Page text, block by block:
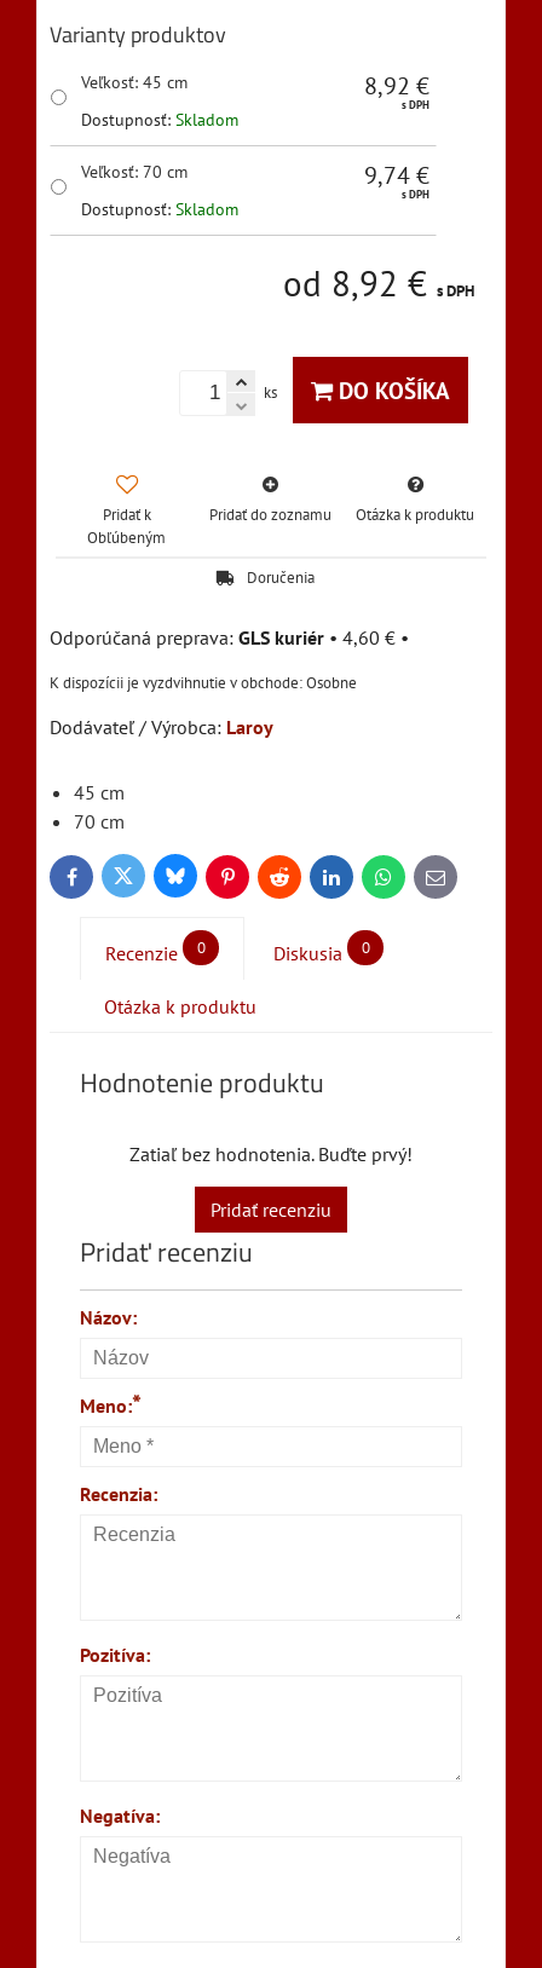
Varianty produktov
Veľkosť: 45 cm
Dostupnosť: Skladom
8,92 €
s DPH
Veľkosť: 70 cm
Dostupnosť: Skladom
9,74 €
s DPH
od 8,92 € s DPH
ks DO KOŠÍKA
Pridať k
Obľúbeným
Pridať do zoznamu Otázka k produktu
Doručenia
GLS kuriér • 4,60 € •
Osobne
Dodávateľ / Výrobca: Laroy
45 cm
70 cm
FacebookTwitter BlueskyPinterestReddit LinkedInWhatsApp
E-
mail
Recenzie 0 Diskusia 0
Otázka k produktu
Hodnotenie produktu
Zatiaľ bez hodnotenia. Buďte prvý!
Pridať recenziu
Pridať recenziu
Názov:
Meno:*
Recenzia:
Pozitíva:
Negatíva: